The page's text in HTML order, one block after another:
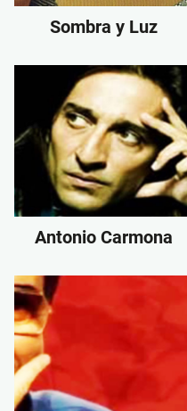
Sombra y Luz
Antonio Carmona